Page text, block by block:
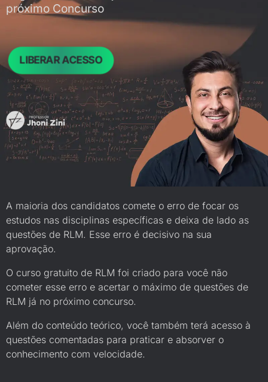
próximo Concurso
LIBERAR ACESSO
A maioria dos candidatos comete o erro de focar os
estudos nas disciplinas específicas e deixa de lado as
questões de RLM. Esse erro é decisivo na sua
aprovação.
O curso gratuito de RLM foi criado para você não
cometer esse erro e acertar o máximo de questões de
RLM já no próximo concurso.
Além do conteúdo teórico, você também terá acesso à
questões comentadas para praticar e absorver o
conhecimento com velocidade.